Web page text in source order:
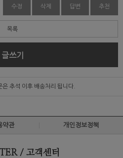
수정 삭제 답변 추천
목록
글쓰기
추석 이후 배송처리 됩니다.
약관 개인정보정책
/ 고객센터